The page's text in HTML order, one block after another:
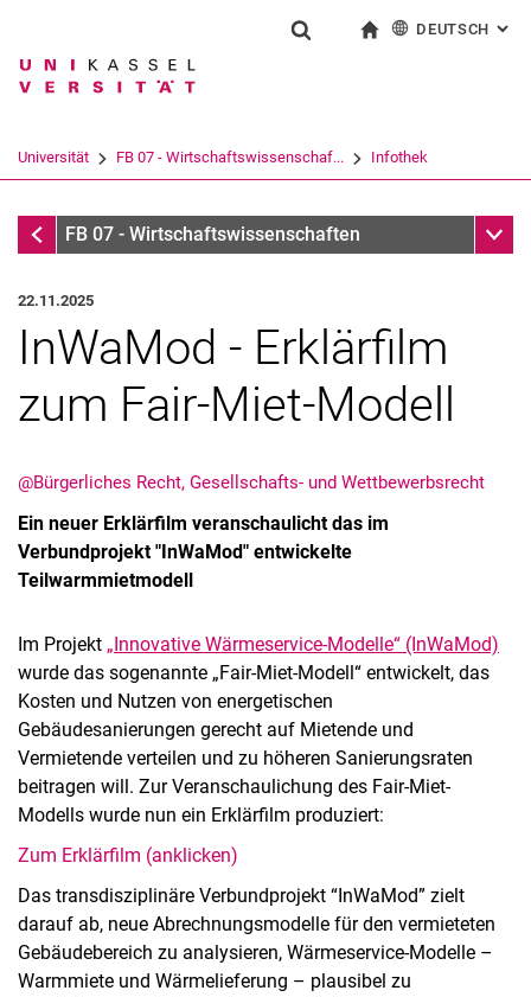
Springe direkt zu: Inhalt
Springe direkt zu: Suche
Springe direkt zu:
Suchbegriff
Suchen (öffnet externen Link in einem
DEUTSCH :
Universität FB 07 - Wirtschaftswissenschaf... Infothek
InfothekFB 07 - Wirtschaftswissenschaften
Aktuelles
Stellenangebote
Termine
22.11.2025
InWaMod - Erklärfilm
zum Fair-Miet-Modell
@Bürgerliches Recht, Gesellschafts- und Wettbewerbsrecht
Ein neuer Erklärfilm veranschaulicht das im
Verbundprojekt "InWaMod" entwickelte
Teilwarmmietmodell
Im Projekt „Innovative Wärmeservice-Modelle“ (InWaMod)
wurde das sogenannte „Fair-Miet-Modell“ entwickelt, das
Kosten und Nutzen von energetischen
Gebäudesanierungen gerecht auf Mietende und
Vermietende verteilen und zu höheren Sanierungsraten
beitragen will. Zur Veranschaulichung des Fair-Miet-
Modells wurde nun ein Erklärfilm produziert:
Zum Erklärfilm (anklicken)
Das transdisziplinäre Verbundprojekt “InWaMod” zielt
darauf ab, neue Abrechnungsmodelle für den vermieteten
Gebäudebereich zu analysieren, Wärmeservice-Modelle –
Warmmiete und Wärmelieferung – plausibel zu